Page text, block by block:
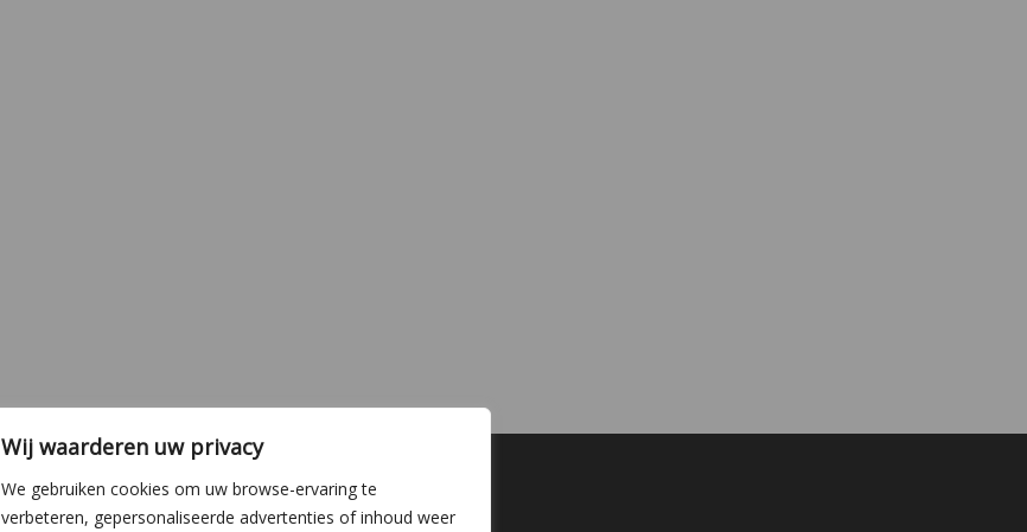
Wij waarderen uw privacy
We gebruiken cookies om uw browse-ervaring te
verbeteren, gepersonaliseerde advertenties of inhoud weer